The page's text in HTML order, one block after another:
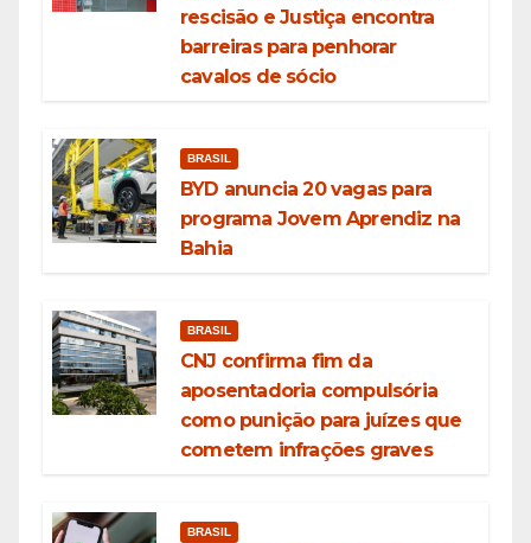
rescisão e Justiça encontra
barreiras para penhorar
cavalos de sócio
BRASIL
BYD anuncia 20 vagas para
programa Jovem Aprendiz na
Bahia
BRASIL
CNJ confirma fim da
aposentadoria compulsória
como punição para juízes que
cometem infrações graves
BRASIL